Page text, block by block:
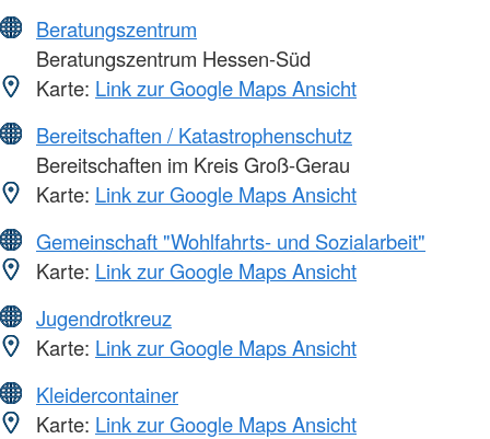
Beratungszentrum
Beratungszentrum Hessen-Süd
Karte: Link zur Google Maps Ansicht
Bereitschaften / Katastrophenschutz
Bereitschaften im Kreis Groß-Gerau
Karte: Link zur Google Maps Ansicht
Gemeinschaft "Wohlfahrts- und Sozialarbeit"
Karte: Link zur Google Maps Ansicht
Jugendrotkreuz
Karte: Link zur Google Maps Ansicht
Kleidercontainer
Karte: Link zur Google Maps Ansicht